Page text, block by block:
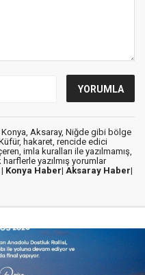
Aksaray, Niğde gibi bölge
hakaret, rencide edici
imla kuralları ile yazılmamış,
yazılmış yorumlar
Konya Haber| Aksaray Haber|